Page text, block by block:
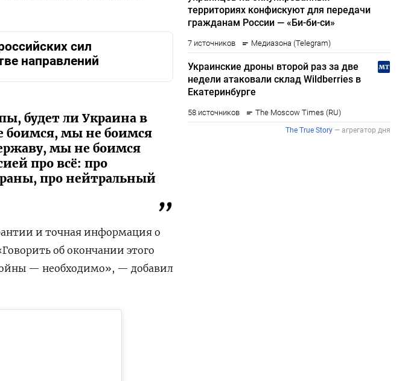
сил
направлений
будет ли Украина в
боимся, мы не боимся
мы не боимся
про всё: про
про нейтральный
и точная информация о
об окончании этого
— необходимо», — добавил